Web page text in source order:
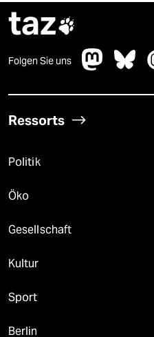
taz
Folgen Sie uns
Ressorts
Politik
Öko
Gesellschaft
Kultur
Sport
Berlin